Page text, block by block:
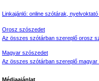
Linkajánló: online szótárak, nyelvoktató
Orosz szószedet
Az összes szótárban szereplő orosz
Magyar szószedet
Az összes szótárban szereplő magyar
Médiaajánlat